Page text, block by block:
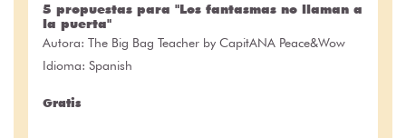
5 propuestas para "Los fantasmas no llaman a
la puerta"
Autora: The Big Bag Teacher by CapitANA Peace&Wow
Idioma: Spanish
Gratis